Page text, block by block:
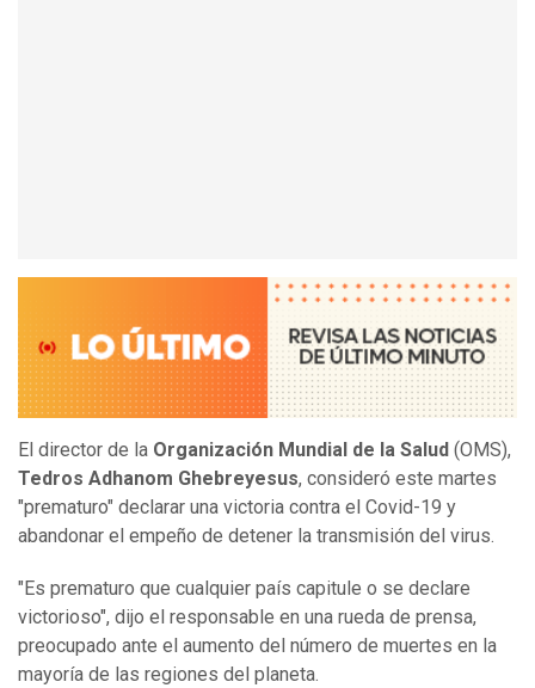
El director de la Organización Mundial de la Salud (OMS),
Tedros Adhanom Ghebreyesus, consideró este martes
"prematuro" declarar una victoria contra el Covid-19 y
abandonar el empeño de detener la transmisión del virus.
"Es prematuro que cualquier país capitule o se declare
victorioso", dijo el responsable en una rueda de prensa,
preocupado ante el aumento del número de muertes en la
mayoría de las regiones del planeta.